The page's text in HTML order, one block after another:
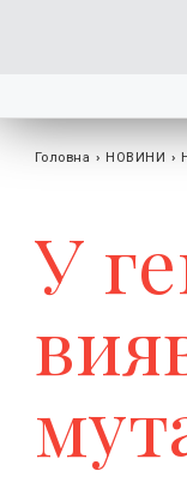
Головна › НОВИНИ ›
У